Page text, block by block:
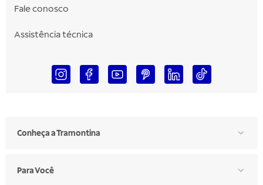
Fale conosco
Assistência técnica
Conheça a Tramontina
Para Você